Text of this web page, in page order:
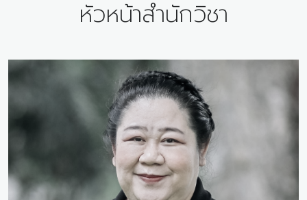
หัวหน้าสำนักวิชา